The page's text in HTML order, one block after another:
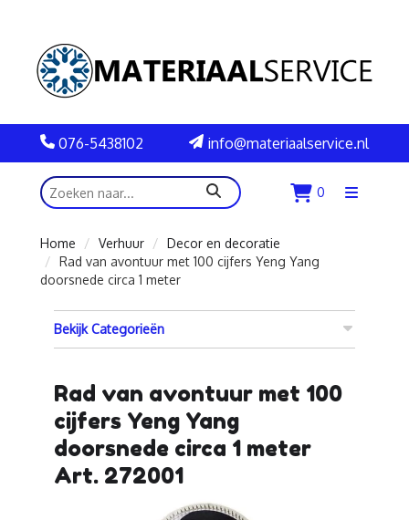
076-5438102 info@materiaalservice.nl
zoeken 0
Menu
Home
Verhuur
Decor en decoratie
Rad van avontuur met 100 cijfers Yeng Yang
doorsnede circa 1 meter
Bekijk Categorieën
Rad van avontuur met 100
cijfers Yeng Yang
doorsnede circa 1 meter
Art. 272001